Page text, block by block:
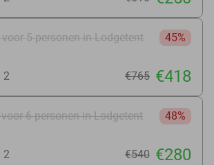
voor 5 personen in Lodgetent
45%
2 €765 €418
6 personen in Lodgetent
48%
2 €540 €280